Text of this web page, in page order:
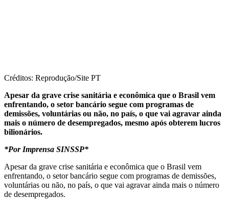
Créditos: Reprodução/Site PT
Apesar da grave crise sanitária e econômica que o Brasil vem
enfrentando, o setor bancário segue com programas de
demissões, voluntárias ou não, no país, o que vai agravar ainda
mais o número de desempregados, mesmo após obterem lucros
bilionários.
*Por Imprensa SINSSP*
Apesar da grave crise sanitária e econômica que o Brasil vem
enfrentando, o setor bancário segue com programas de demissões,
voluntárias ou não, no país, o que vai agravar ainda mais o número
de desempregados.